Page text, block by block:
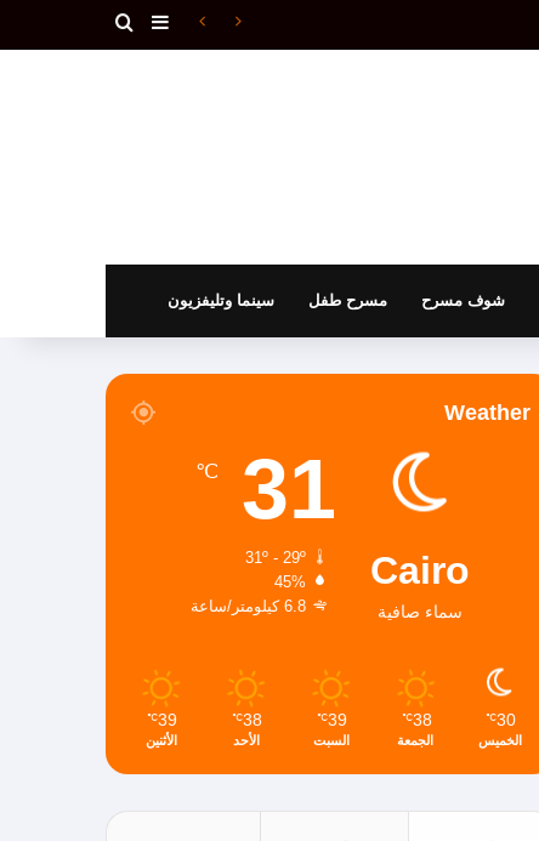
إضافة عمود جانبي
شوف مسرح مسرح طفل سينما وتليفزيون
Weather
Cairo
سماء صافية
31
℃
31º - 29º
45%
6.8 كيلومتر/ساعة
30
℃
الخميس
38
℃
الجمعة
39
℃
السبت
38
℃
الأحد
39
℃
الأثنين